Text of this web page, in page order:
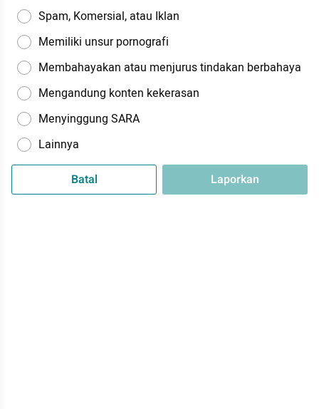
Spam, Komersial, atau Iklan
Memiliki unsur pornografi
Membahayakan atau menjurus tindakan berbahaya
Mengandung konten kekerasan
Menyinggung SARA
Lainnya
Batal Laporkan